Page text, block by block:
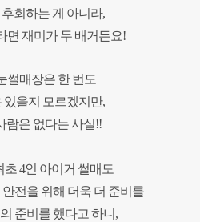
회하는 게 아니라,
면 재미가 두 배거든요!
썰매장은 한 번도
있을지 모르겠지만,
람은 없다는 사실!!
초 4인 아이거 썰매도
전을 위해 더욱 더 준비를
준비를 했다고 하니,